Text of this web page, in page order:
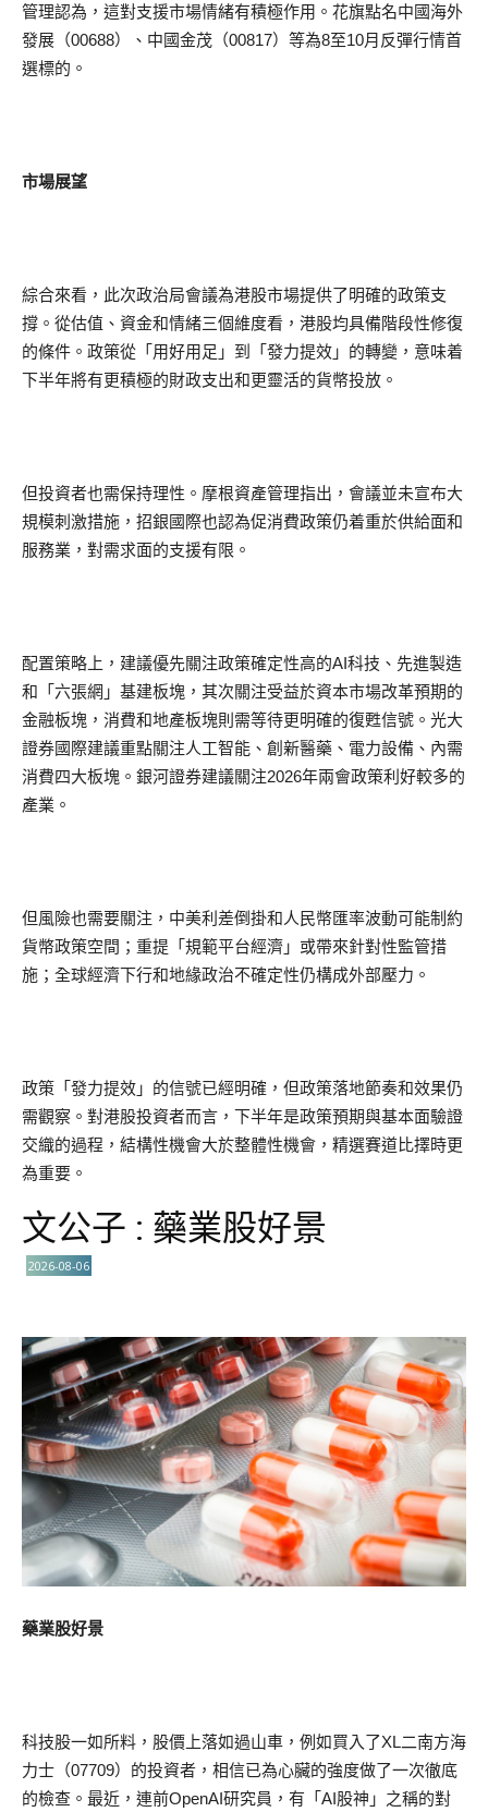
管理認為，這對支援市場情緒有積極作用。花旗點名中國海外
發展（00688）、中國金茂（00817）等為8至10月反彈行情首
選標的。
市場展望
綜合來看，此次政治局會議為港股市場提供了明確的政策支
撐。從估值、資金和情緒三個維度看，港股均具備階段性修復
的條件。政策從「用好用足」到「發力提效」的轉變，意味着
下半年將有更積極的財政支出和更靈活的貨幣投放。
但投資者也需保持理性。摩根資產管理指出，會議並未宣布大
規模刺激措施，招銀國際也認為促消費政策仍着重於供給面和
服務業，對需求面的支援有限。
配置策略上，建議優先關注政策確定性高的AI科技、先進製造
和「六張網」基建板塊，其次關注受益於資本市場改革預期的
金融板塊，消費和地產板塊則需等待更明確的復甦信號。光大
證券國際建議重點關注人工智能、創新醫藥、電力設備、內需
消費四大板塊。銀河證券建議關注2026年兩會政策利好較多的
產業。
但風險也需要關注，中美利差倒掛和人民幣匯率波動可能制約
貨幣政策空間；重提「規範平台經濟」或帶來針對性監管措
施；全球經濟下行和地緣政治不確定性仍構成外部壓力。
政策「發力提效」的信號已經明確，但政策落地節奏和效果仍
需觀察。對港股投資者而言，下半年是政策預期與基本面驗證
交織的過程，結構性機會大於整體性機會，精選賽道比擇時更
為重要。
文公子 : 藥業股好景
2026-08-06
藥業股好景
科技股一如所料，股價上落如過山車，例如買入了XL二南方海
力士（07709）的投資者，相信已為心臟的強度做了一次徹底
的檢查。最近，連前OpenAI研究員，有「AI股神」之稱的對